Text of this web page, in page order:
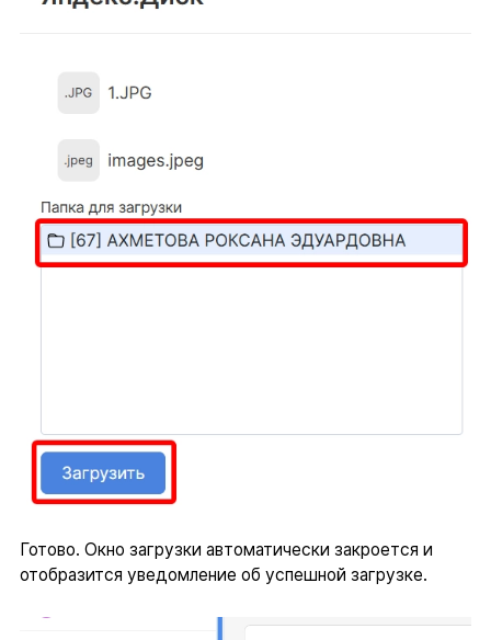
Готово. Окно загрузки автоматически закроется и
отобразится уведомление об успешной загрузке.